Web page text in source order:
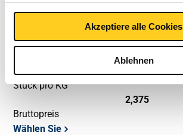
Akzeptiere alle Cookies
Ablehnen
Artikelnummer
Beschreibung
Stück pro KG
2,375
Bruttopreis
Wählen Sie